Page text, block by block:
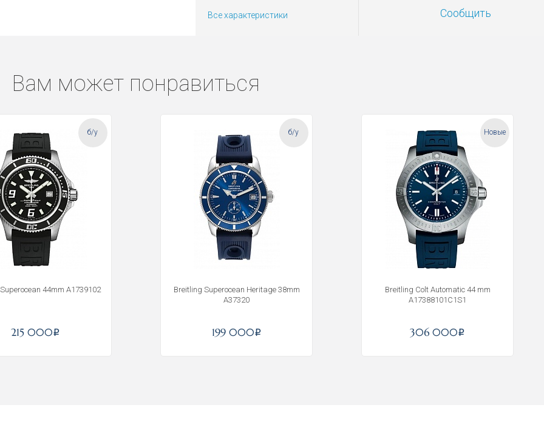
Все характеристики
Сообщить
Вам может понравиться
б/у
44mm A1739102
215 000i
б/у
Breitling Superocean Heritage 38mm
A37320
199 000i
Новые
Breitling Colt Automatic 44 mm
A17388101C1S1
306 000i